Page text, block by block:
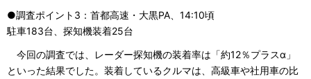
●調査ポイント3：首都高速・大黒PA、14:10頃
駐車183台、探知機装着25台
今回の調査では、レーダー探知機の装着率は「約12％プラスα」
といった結果でした。装着しているクルマは、高級車や社用車の比